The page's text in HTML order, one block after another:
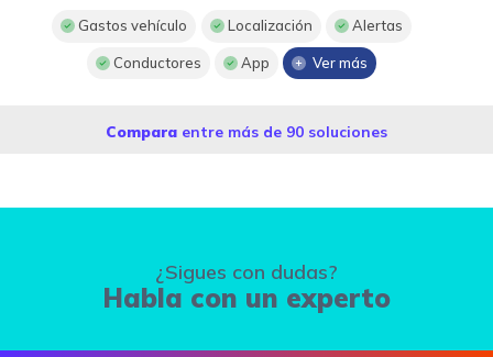
Gastos vehículo Localización Alertas
Conductores App Ver más
Compara entre más de 90 soluciones
¿Sigues con dudas?
Habla con un experto